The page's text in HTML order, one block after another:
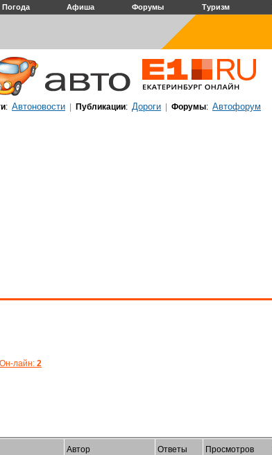
Погода Афиша Форумы Туризм
: Автоновости Публикации: Дороги Форумы: Автофорум
Он-лайн: 2
Автор Ответы Просмотров